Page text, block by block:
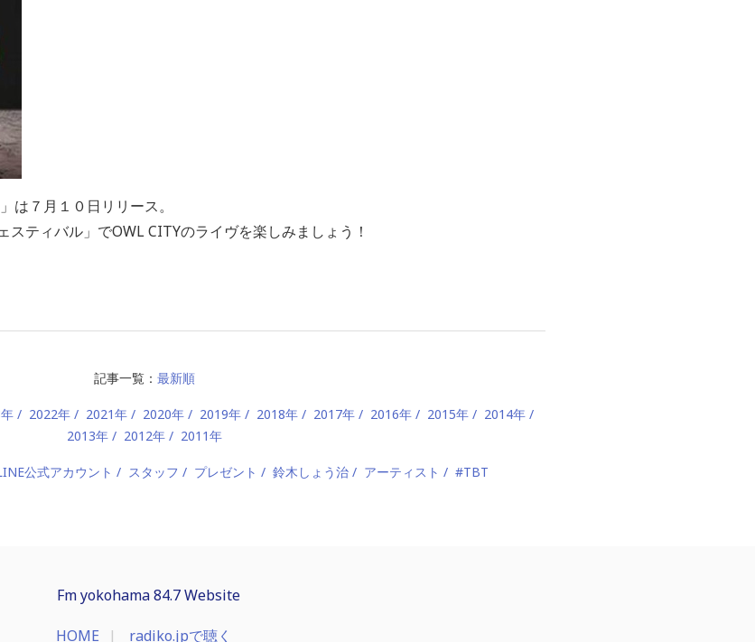
７月１０日リリース。
ティバル」でOWL CITYのライヴを楽しみましょう！
記事一覧： 最新順
2022年 2021年 2020年 2019年 2018年 2017年 2016年 2015年
2014年
2013年
2012年 2011年
公式アカウント スタッフ プレゼント 鈴木しょう治 アーティスト #TBT
Fm yokohama 84.7 Website
HOME radiko.jpで聴く